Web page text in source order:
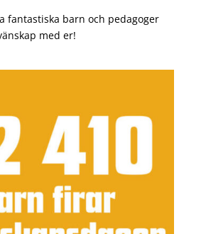
fantastiska barn och pedagoger
med er!